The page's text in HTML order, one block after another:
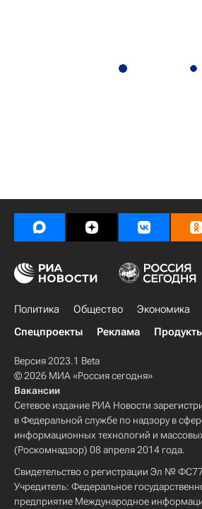
Политика Общество Экономика
Спецпроекты
Реклама
Версия 2023.1 Beta
© 2026 МИА «Россия сегодня»
Вакансии
Сетевое издание РИА Новости
в Федеральной службе по надзору в
информационных технологий и
(Роскомнадзор) 08 апреля 2014 года.
Свидетельство о регистрации Эл №
Учредитель: Федеральное
предприятие Международное